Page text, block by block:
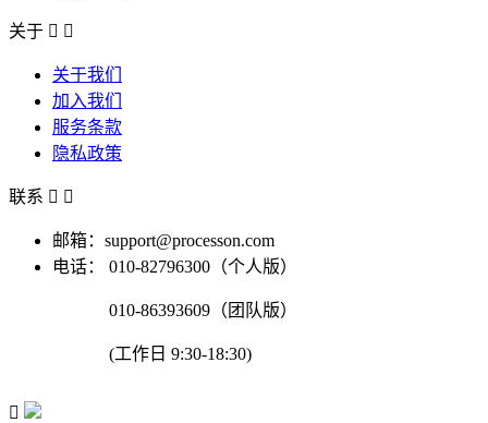
关于  
关于我们
加入我们
服务条款
隐私政策
联系  
邮箱：support@processon.com
电话：
010-82796300（个人版）
010-86393609（团队版）
(工作日 9:30-18:30)
